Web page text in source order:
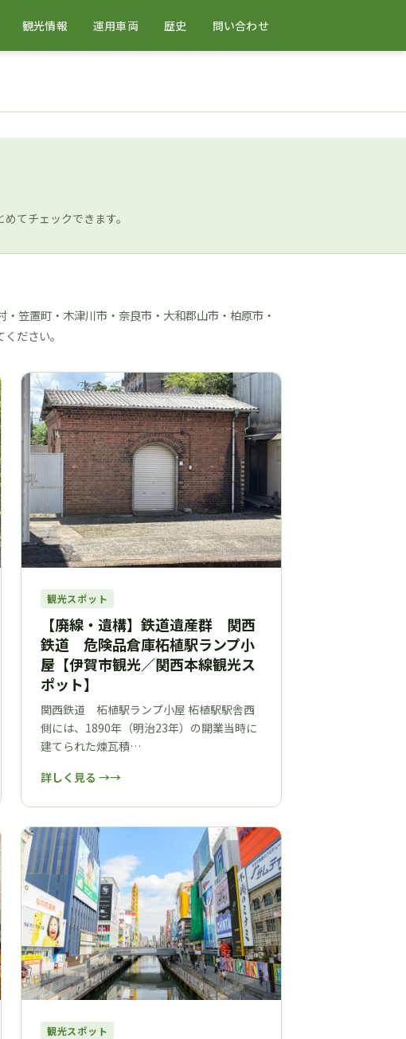
観光情報 運用車両 歴史 問い合わせ
てチェックできます。
笠置町・木津川市・奈良市・大和郡山市・柏原市・
ださい。
観光スポット
【廃線・遺構】鉄道遺産群 関西
鉄道 危険品倉庫柘植駅ランプ小
屋【伊賀市観光／関西本線観光ス
ポット】
関西鉄道 柘植駅ランプ小屋 柘植駅駅舎西
側には、1890年（明治23年）の開業当時に
建てられた煉瓦積…
詳しく見る →
観光スポット